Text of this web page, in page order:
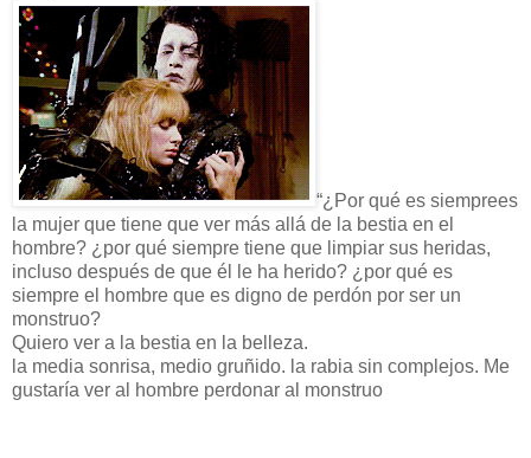
“¿Por qué es siemprees
la mujer que tiene que ver más allá de la bestia en el
hombre? ¿por qué siempre tiene que limpiar sus heridas,
incluso después de que él le ha herido? ¿por qué es
siempre el hombre que es digno de perdón por ser un
monstruo?
Quiero ver a la bestia en la belleza.
la media sonrisa, medio gruñido. la rabia sin complejos. Me
gustaría ver al hombre perdonar al monstruo